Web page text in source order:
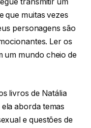
que muitas vezes
personagens são
Ler os
um mundo cheio de
livros de Natália
aborda temas
e questões de